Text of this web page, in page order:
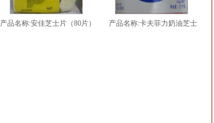
产品名称:安佳芝士片（80片） 产品名称:卡夫菲力奶油芝士